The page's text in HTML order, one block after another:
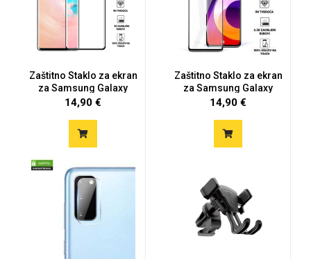
Zaštitno Staklo za ekran
za Samsung Galaxy
S20...
14,90 €
Zaštitno Staklo za ekran
za Samsung Galaxy
S20...
14,90 €
Gaming motivi Crtani filmovi
Sportski motivi Obiteljski motivi